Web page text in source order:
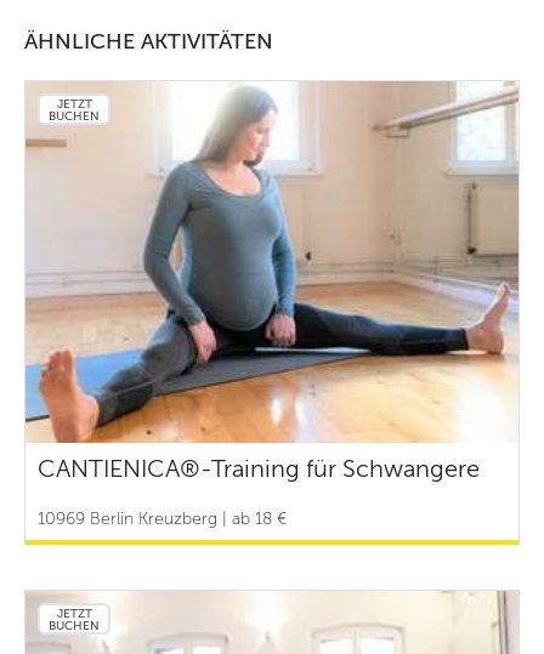
ÄHNLICHE AKTIVITÄTEN
JETZT
BUCHEN
CANTIENICA®-Training für Schwangere
10969 Berlin Kreuzberg | ab 18 €
JETZT
BUCHEN